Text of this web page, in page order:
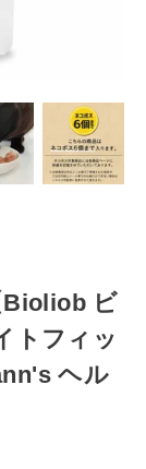
Bioliob ビ
トフィッ
ヘル